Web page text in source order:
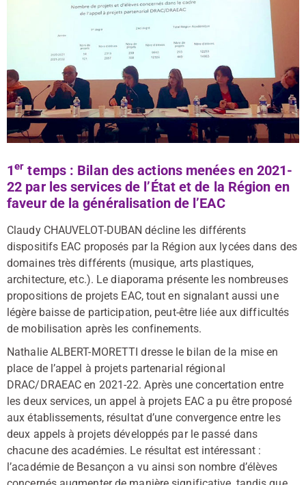
1er temps : Bilan des actions menées en 2021-
22 par les services de l’État et de la Région en
faveur de la généralisation de l’EAC
Claudy CHAUVELOT-DUBAN décline les différents
dispositifs EAC proposés par la Région aux lycées dans des
domaines très différents (musique, arts plastiques,
architecture, etc.). Le diaporama présente les nombreuses
propositions de projets EAC, tout en signalant aussi une
légère baisse de participation, peut-être liée aux difficultés
de mobilisation après les confinements.
Nathalie ALBERT-MORETTI dresse le bilan de la mise en
place de l’appel à projets partenarial régional
DRAC/DRAEAC en 2021-22. Après une concertation entre
les deux services, un appel à projets EAC a pu être proposé
aux établissements, résultat d’une convergence entre les
deux appels à projets développés par le passé dans
chacune des académies. Le résultat est intéressant :
l’académie de Besançon a vu ainsi son nombre d’élèves